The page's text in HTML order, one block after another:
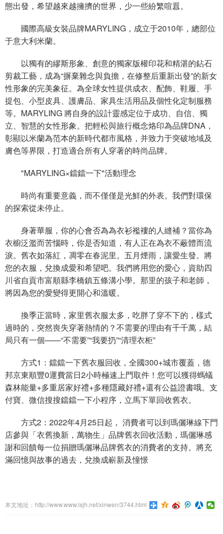
態出發，希望越來越擁擠的世界，少一些紛繁喧囂。
國際高級女裝品牌MARYLING，成立于2010年，總部位
于意大利米蘭。
以獨有的繆斯形象、創意的獨家版權印花和精湛的鉆石
剪裁工藝，成為“摒棄雜念與負擔，在修整后重新出發”的新女
性形象的完美象征。為全球女性提供成衣、配飾、鞋履、手
提包、小型皮具、護膚品、家具生活用品及個性化定制服務
等。MARYLING 將自身的設計靈感定位于成功、自信、獨
立、智慧的女性形象。把輕松與旅行概念烙印為品牌DNA，
彰顯以米蘭為范本的新時代都市風格，并致力于突破地域及
膚色等界限，打造適合所有人穿著的時尚品牌。
"MARYLING×鐺鐺一下"活動理念
時尚有重要意義，而不僅僅是光鮮的外表。我們對環保
的探索從未停止。
身著華服，你的心會否為為衣衫襤褸的人縫補？當你為
衣櫥泛濫而苦惱時，你是否知道，有人正在為衣不蔽體而流
淚。舊衣如落紅，凋零在春泥里。五月煙雨，讓愛生發。將
您的衣服，兌換成愛和希望吧。我們將用您的愛心，資助四
川省自貢市富順縣李橋鎮五條溝小學。那里的孩子和老師，
將因為您的愛變得更開心和溫暖。
換季正當時，家里舊衣服太多，吃胖了穿不下的，樣式
過時的，突然喪失穿著熱情的？不需要的理由有千千萬，結
局只有一個——“不需要”“我要扔”“清理衣柜”
方式1：鐺鐺一下舊衣服回收，全國300+城市覆蓋，德
邦京東順豐0運費當日2小時極速上門取件！您可以獲得螞蟻
森林能量+多重居家好禮+多種隱藏好禮+還有公益證書哦。支
付寶、微信搜搜鐺鐺一下小程序，立馬下單回收舊衣。
方式2：2022年4月25日起， 消費者可以到瑪儷琳線下門
店參與「衣舊換新，萬物生」品牌舊衣回收活動，瑪儷琳感
謝和回饋每一位捐贈瑪儷琳品牌舊衣的消費者的支持。將充
滿回憶與故事的過去，兌換成嶄新及憧憬
本文地址：http://www.www.lsjh.net/xinwen/3744.html